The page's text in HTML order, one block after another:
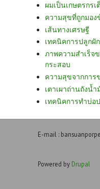
ผมเป็นเกษตรกร
ความสุขที่ถูกมอง
เส้นทางเศรษฐี
เทคนิคการปลูกผั
ภาพความสำเร็จ
กระสอบ
ความสุขจากการ
เตาเผาถ่านถังน้
เทคนิคการทำบ่อ
E-mail :
Powered by Drupal